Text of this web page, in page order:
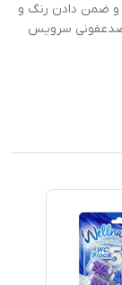
ضمن دادن رنگ و
ضدعفونی سرویس